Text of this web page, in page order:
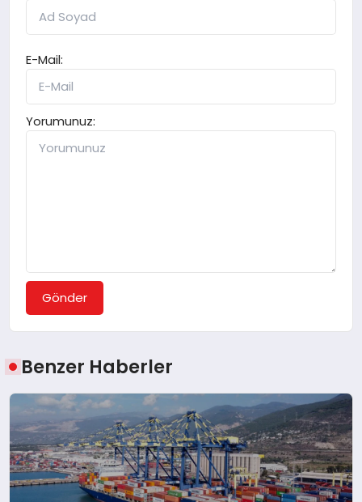
E-Mail:
Yorumunuz:
Gönder
Benzer Haberler